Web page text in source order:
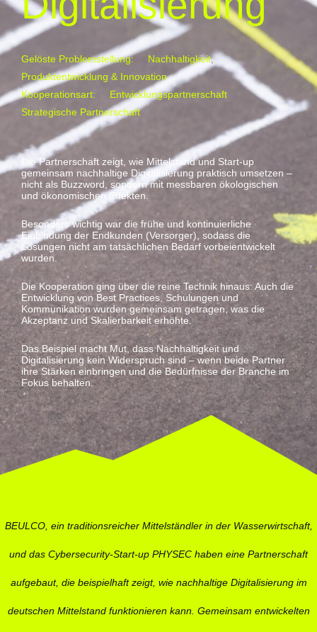
Gelöste Problemstellung: Nachhaltigkeit,
Produktentwicklung & Innovation
Kooperationsart:
Entwicklungspartnerschaft
Strategische Partnerschaft
Die Partnerschaft zeigt, wie Mittelstand und Start-up
gemeinsam nachhaltige Digitalisierung praktisch umsetzen –
nicht als Buzzword, sondern mit messbaren ökologischen
und ökonomischen Effekten.
Besonders wichtig war die frühe und kontinuierliche
Einbindung der Endkunden (Versorger), sodass die
Lösungen nicht am tatsächlichen Bedarf vorbeientwickelt
wurden.
Die Kooperation ging über die reine Technik hinaus: Auch die
Entwicklung von Best Practices, Schulungen und
Kommunikation wurden gemeinsam getragen, was die
Akzeptanz und Skalierbarkeit erhöhte.
Das Beispiel macht Mut, dass Nachhaltigkeit und
Digitalisierung kein Widerspruch sind – wenn beide Partner
ihre Stärken einbringen und die Bedürfnisse der Branche im
Fokus behalten.
BEULCO, ein traditionsreicher Mittelständler in der Wasserwirtschaft,
und das Cybersecurity-Start-up PHYSEC haben eine Partnerschaft
aufgebaut, die beispielhaft zeigt, wie nachhaltige Digitalisierung im
deutschen Mittelstand funktionieren kann. Gemeinsam entwickelten